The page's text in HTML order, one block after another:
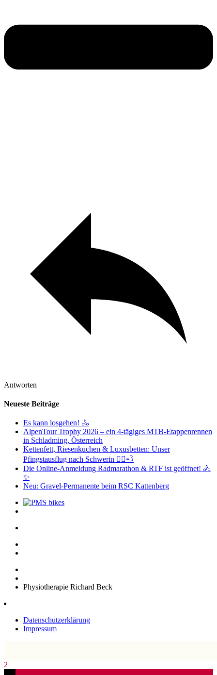
Antworten
Neueste Beiträge
Es kann losgehen! 🚴
AlpenTour Trophy 2026 – ein 4-tägiges MTB-Etappenrennen
in Schladming, Österreich
Kettenfett, Riesenkuchen & Luxusbetten: Unser
Pfingstausflug nach Schwerin 🚴‍♂️💨
Die Online-Anmeldung Radmarathon & RTF ist geöffnet! 🚴
✨
Neu: Gravel-Permanente beim RSC Kattenberg
Physiotherapie Richard Beck
Datenschutzerklärung
Impressum
2